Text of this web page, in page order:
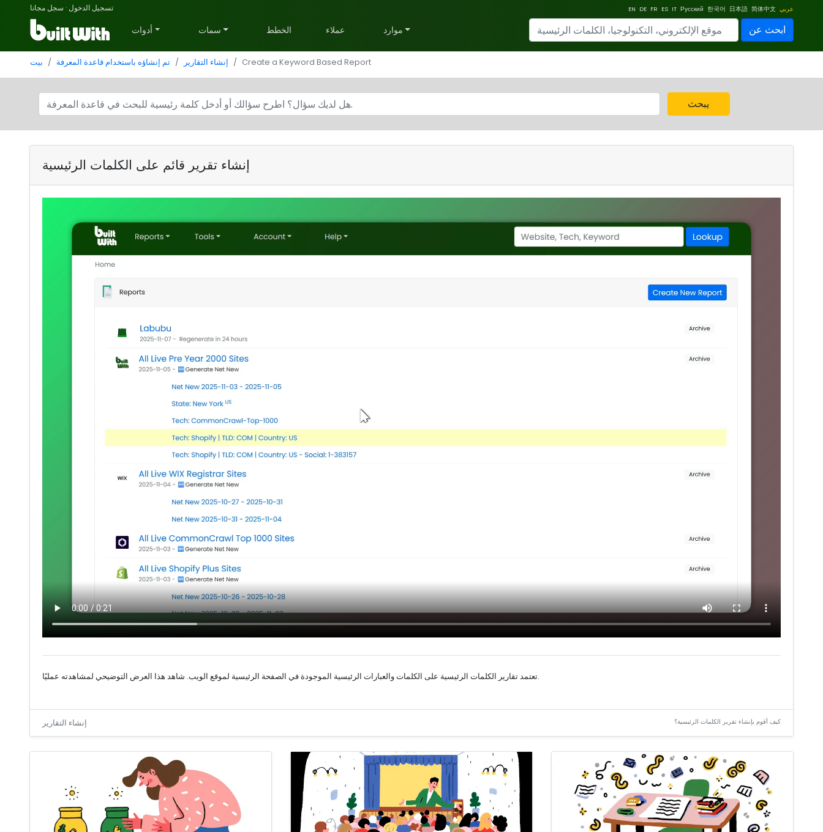
تسجيل الدخول· سجل مجانا EN DE FR ES IT Русский 한국어 日本語 简体中文 عربي
أدوات سمات الخطط عملاء موارد ابحث عن
بيت تم إنشاؤه باستخدام قاعدة المعرفة إنشاء التقارير Create a Keyword Based Report
يبحث
إنشاء تقرير قائم على الكلمات الرئيسية
تعتمد تقارير الكلمات الرئيسية على الكلمات والعبارات الرئيسية الموجودة في الصفحة الرئيسية لموقع الويب. شاهد هذا العرض التوضيحي لمشاهدته عمليًا.
إنشاء التقارير كيف أقوم بإنشاء تقرير الكلمات الرئيسية؟